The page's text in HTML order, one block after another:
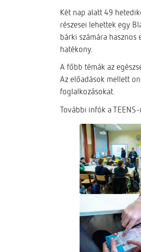
Két nap alatt 49
részesei lehettek egy
bárki számára hasznos
hatékony.
A főbb témák az
Az előadások mellett
foglalkozásokat.
További infók a